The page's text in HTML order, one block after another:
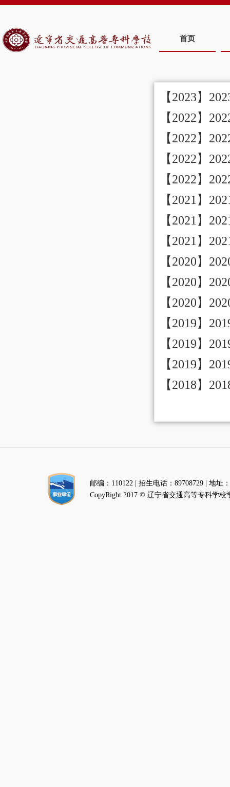
首页
【2023】
【2022】
【2022】
【2022】
【2022】
【2021】
【2021】
【2021】
【2020】
【2020】
【2020】
【2019】
【2019】
【2019】
【2018】
邮编：110122 | 招生电话：89708729 | 地址
CopyRight 2017 © 辽宁省交通高等专科学校